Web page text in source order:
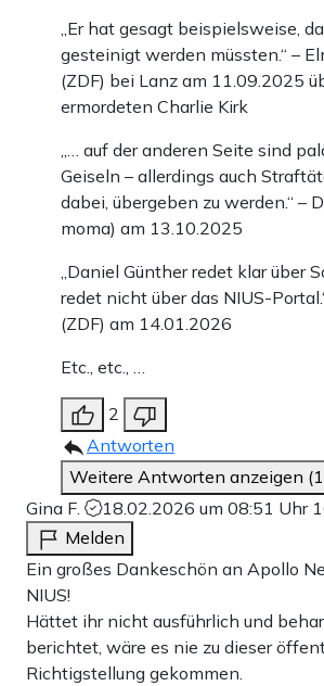
„Er hat gesagt beispielsweise,
gesteinigt werden müssten.“ –
(ZDF) bei Lanz am 11.09.2025
ermordeten Charlie Kirk
„… auf der anderen Seite sind
Geiseln – allerdings auch
dabei, übergeben zu werden.“ –
moma) am 13.10.2025
„Daniel Günther redet klar über
redet nicht über das NIUS-
(ZDF) am 14.01.2026
Etc., etc., …
2
Antworten
Weitere Antworten anzeigen
Gina F.
18.02.2026 um 08:51 Uhr
Melden
Ein großes Dankeschön an Apollo
NIUS!
Hättet ihr nicht ausführlich und
berichtet, wäre es nie zu dieser
Richtigstellung gekommen.